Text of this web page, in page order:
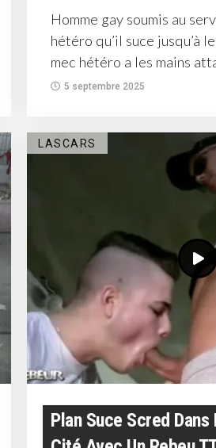
Homme gay soumis au
hétéro qu’il suce jusqu’à
mec hétéro a les mains
5 septembre 2025
LASCARS
Plan Suce Scred Dans